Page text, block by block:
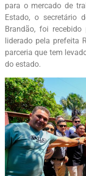
para o mercado de
Estado, o secretário
Brandão, foi
liderado pela prefeita
parceria que tem
do estado.